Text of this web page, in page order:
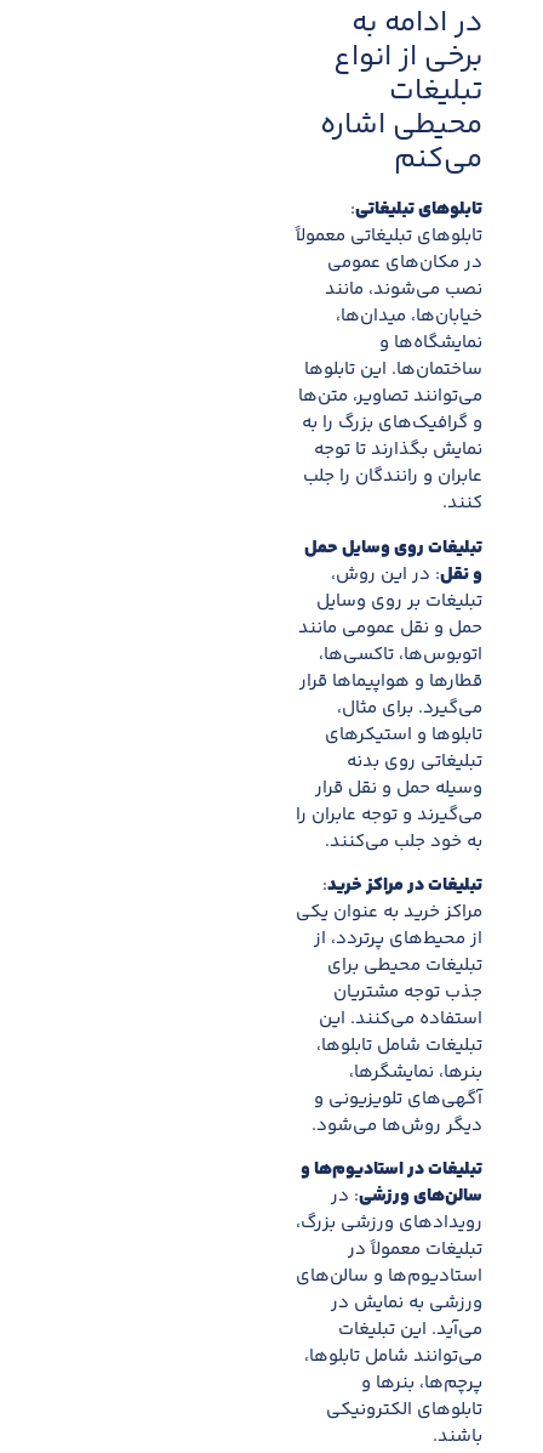
در ادامه به
برخی از انواع
تبلیغات
محیطی اشاره
می‌کنم
تابلوهای تبلیغاتی:
تابلوهای تبلیغاتی معمولاً
در مکان‌های عمومی
نصب می‌شوند، مانند
خیابان‌ها، میدان‌ها،
نمایشگاه‌ها و
ساختمان‌ها. این تابلوها
می‌توانند تصاویر، متن‌ها
و گرافیک‌های بزرگ را به
نمایش بگذارند تا توجه
عابران و رانندگان را جلب
کنند.
تبلیغات روی وسایل حمل
و نقل: در این روش،
تبلیغات بر روی وسایل
حمل و نقل عمومی مانند
اتوبوس‌ها، تاکسی‌ها،
قطارها و هواپیماها قرار
می‌گیرد. برای مثال،
تابلوها و استیکرهای
تبلیغاتی روی بدنه
وسیله حمل و نقل قرار
می‌گیرند و توجه عابران را
به خود جلب می‌کنند.
تبلیغات در مراکز خرید:
مراکز خرید به عنوان یکی
از محیط‌های پرتردد، از
تبلیغات محیطی برای
جذب توجه مشتریان
استفاده می‌کنند. این
تبلیغات شامل تابلوها،
بنرها، نمایشگرها،
آگهی‌های تلویزیونی و
دیگر روش‌ها می‌شود.
تبلیغات در استادیوم‌ها و
سالن‌های ورزشی: در
رویدادهای ورزشی بزرگ،
تبلیغات معمولاً در
استادیوم‌ها و سالن‌های
ورزشی به نمایش در
می‌آید. این تبلیغات
می‌توانند شامل تابلوها،
پرچم‌ها، بنرها و
تابلوهای الکترونیکی
باشند.